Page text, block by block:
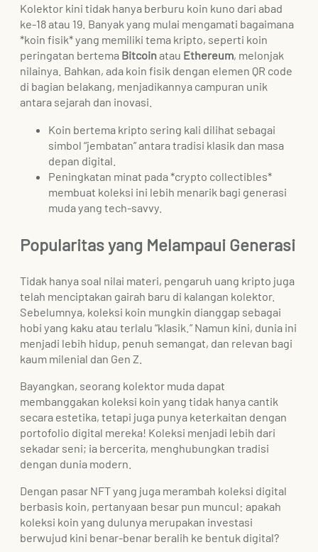
Kolektor kini tidak hanya berburu koin kuno dari abad
ke-18 atau 19. Banyak yang mulai mengamati bagaimana
*koin fisik* yang memiliki tema kripto, seperti koin
peringatan bertema Bitcoinatau Ethereum, melonjak
nilainya. Bahkan, ada koin fisik dengan elemen QR code
di bagian belakang, menjadikannya campuran unik
antara sejarah dan inovasi.
Koin bertema kripto sering kali dilihat sebagai
simbol “jembatan” antara tradisi klasik dan masa
depan digital.
Peningkatan minat pada *crypto collectibles*
membuat koleksi ini lebih menarik bagi generasi
muda yang tech-savvy.
Popularitas yang Melampaui Generasi
Tidak hanya soal nilai materi, pengaruh uang kripto juga
telah menciptakan gairah baru di kalangan kolektor.
Sebelumnya, koleksi koin mungkin dianggap sebagai
hobi yang kaku atau terlalu “klasik.” Namun kini, dunia ini
menjadi lebih hidup, penuh semangat, dan relevan bagi
kaum milenial dan Gen Z.
Bayangkan, seorang kolektor muda dapat
membanggakan koleksi koin yang tidak hanya cantik
secara estetika, tetapi juga punya keterkaitan dengan
portofolio digital mereka! Koleksi menjadi lebih dari
sekadar seni; ia bercerita, menghubungkan tradisi
dengan dunia modern.
Dengan pasar NFT yang juga merambah koleksi digital
berbasis koin, pertanyaan besar pun muncul: apakah
koleksi koin yang dulunya merupakan investasi
berwujud kini benar-benar beralih ke bentuk digital?